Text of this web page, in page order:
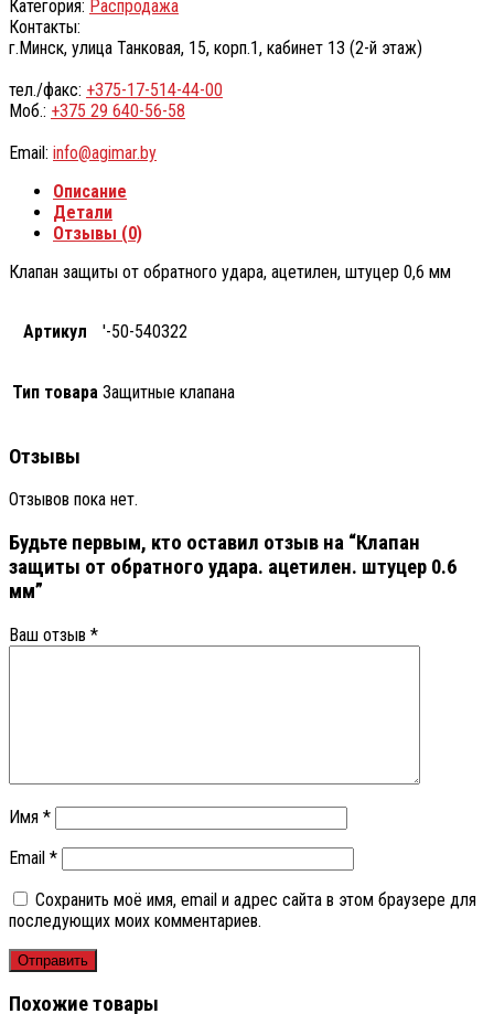
Категория: Распродажа
Контакты:
г.Минск, улица Танковая, 15, корп.1, кабинет 13 (2-й этаж)
тел./факс: +375-17-514-44-00
Моб.: +375 29 640-56-58
Email: info@agimar.by
Описание
Детали
Отзывы (0)
Клапан защиты от обратного удара, ацетилен, штуцер 0,6 мм
Артикул '-50-540322
Тип товара Защитные клапана
Отзывы
Отзывов пока нет.
Будьте первым, кто оставил отзыв на “Клапан
защиты от обратного удара. ацетилен. штуцер 0.6
мм”
Ваш отзыв *
Имя *
Email *
Сохранить моё имя, email и адрес сайта в этом браузере для
последующих моих комментариев.
Похожие товары